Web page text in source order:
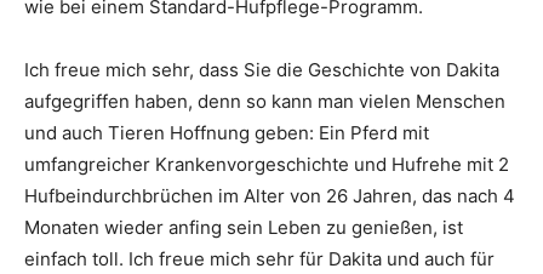
wie bei einem Standard-Hufpflege-Programm.
Ich freue mich sehr, dass Sie die Geschichte von Dakita
aufgegriffen haben, denn so kann man vielen Menschen
und auch Tieren Hoffnung geben: Ein Pferd mit
umfangreicher Krankenvorgeschichte und Hufrehe mit 2
Hufbeindurchbrüchen im Alter von 26 Jahren, das nach 4
Monaten wieder anfing sein Leben zu genießen, ist
einfach toll. Ich freue mich sehr für Dakita und auch für